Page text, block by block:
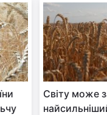
Світу може